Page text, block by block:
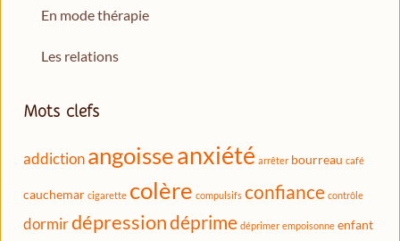
En mode thérapie
Les relations
Mots clefs
addictionangoisseanxiété arrêter bourreau café
cauchemar cigarette colère compulsifs confiance contrôle
dormirdépressiondéprime déprimer empoisonne enfant